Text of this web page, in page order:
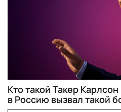
Кто такой Такер
в Россию вызвал такой